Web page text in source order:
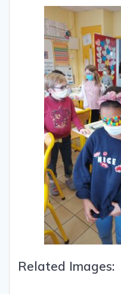
Related Images: